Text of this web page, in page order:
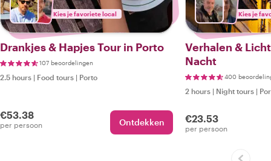
Kies je favoriete local
Drankjes & Hapjes Tour in Porto
107 beoordelingen
2.5 hours | Food tours | Porto
€53.38
per persoon Ontdekken
Kies je
Verhalen &
Nacht
400
2 hours | Night tours |
€23.53
per persoon